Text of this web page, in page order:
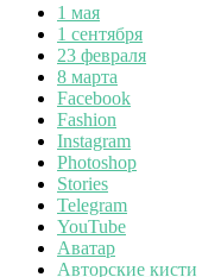
1 мая
1 сентября
23 февраля
8 марта
Facebook
Fashion
Instagram
Photoshop
Stories
Telegram
YouTube
Аватар
Авторские кисти